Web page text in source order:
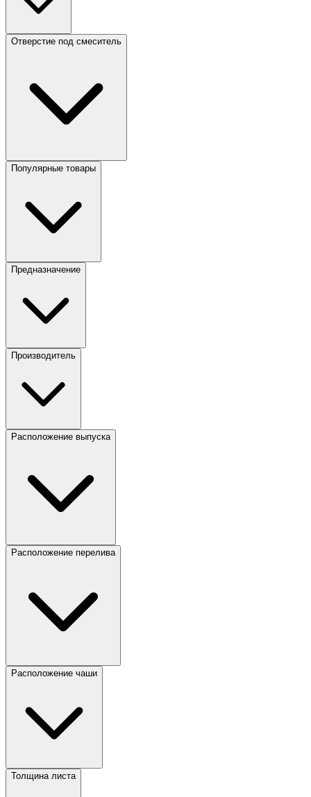
Отверстие под смеситель
Популярные товары
Предназначение
Производитель
Расположение выпуска
Расположение перелива
Расположение чаши
Толщина листа